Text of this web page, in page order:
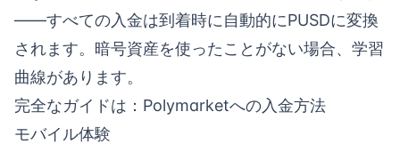
——すべての入金は到着時に自動的にPUSDに変換
されます。暗号資産を使ったことがない場合、学習
曲線があります。
完全なガイドは： Polymarketへの入金方法
モバイル体験